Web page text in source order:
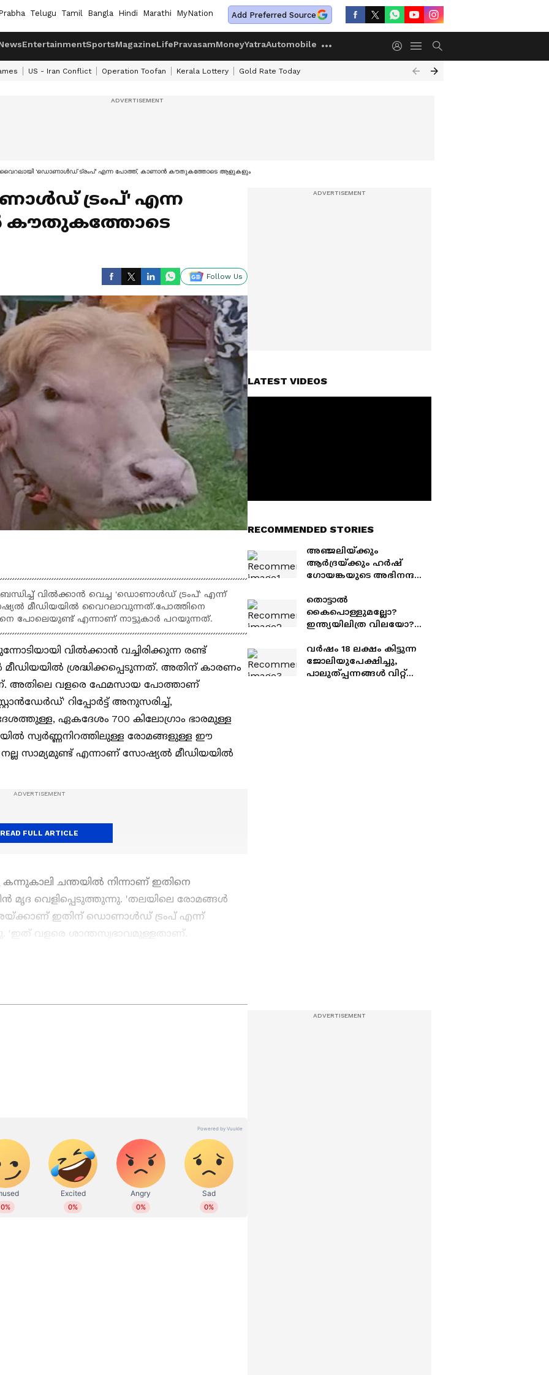
Telugu Tamil Bangla Hindi Marathi MyNation Add Preferred Source
EntertainmentSportsMagazineLifePravasamMoneyYatraAutomobile
US - Iran Conflict Operation Toofan Kerala Lottery Gold Rate Today
വൈറലായി 'ഡൊണാൾഡ് ട്രംപ്' എന്ന പോത്ത്, കാണാന്‍ കൗതുകത്തോടെ ആളുകളും
ട്രംപ്' എന്ന
കൗതുകത്തോടെ
Follow Us
വിൽക്കാൻ വെച്ച 'ഡൊണാൾഡ് ട്രംപ്' എന്ന്
മീഡിയയിൽ വൈറലാവുന്നത്.പോത്തിനെ
പോലെയുണ്ട് എന്നാണ് നാട്ടുകാര്‍ പറയുന്നത്.
വിൽക്കാൻ വച്ചിരിക്കുന്ന രണ്ട്
ശ്രദ്ധിക്കപ്പെടുന്നത്. അതിന് കാരണം
അതിലെ വളരെ ഫേമസായ പോത്താണ്
റിപ്പോർട്ട് അനുസരിച്ച്,
ഏകദേശം 700 കിലോഗ്രാം ഭാരമുള്ള
സ്വർണ്ണനിറത്തിലുള്ള രോമങ്ങളുള്ള ഈ
സാമ്യമുണ്ട് എന്നാണ് സോഷ്യൽ മീഡിയയിൽ
കന്നുകാലി ചന്തയിൽ നിന്നാണ് ഇതിനെ
മൃദ വെളിപ്പെടുത്തുന്നു. 'തലയിലെ രോമങ്ങൾ
ഇതിന് ഡൊണാൾഡ് ട്രംപ് എന്ന്
'ഇത് വളരെ ശാന്തസ്വഭാവമുള്ളതാണ്.
READ FULL ARTICLE
LATEST VIDEOS
RECOMMENDED STORIES
അഞ്ജലിയ്ക്കും
ആർദ്രയ്ക്കും ഹർഷ്
ഗോയങ്കയുടെ അഭിനന്ദനം;
കുഴഞ്ഞ് വീണു,
അപരിചിതന് സിപിആർ
നൽകി ജീവിതത്തിലേക്ക്...
തൊട്ടാൽ
കൈപൊള്ളുമല്ലോ?
ഇന്ത്യയിലിത്ര വിലയോ?
ഞെട്ടിയ യുവതി
വര്‍ഷം 18 ലക്ഷം കിട്ടുന്ന
ജോലിയുപേക്ഷിച്ചു,
പാലുത്പ്പന്നങ്ങള്‍ വിറ്റ്